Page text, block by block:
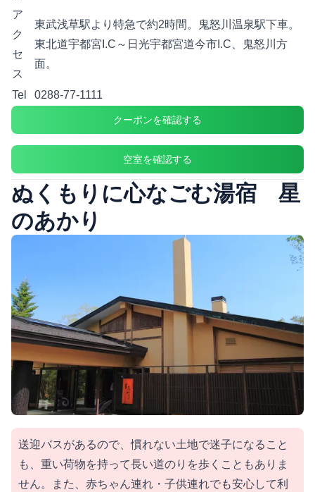
ア
ク
セ
ス
東武浅草駅より特急で約2時間。鬼怒川温泉駅下車。
東北道宇都宮I.C～日光宇都宮道今市I.C、鬼怒川方
面。
Tel 0288-77-1111
クーポンを確認する
空室を確認する
ぬくもりに心なごむ湯宿 星
のあかり
送迎バスがあるので、慣れない土地で迷子になること
も、重い荷物を持って長い道のりを歩くこともありま
せん。また、赤ちゃん連れ・子供連れでも安心して利